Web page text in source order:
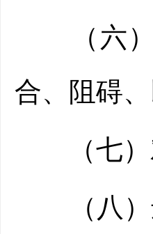
（六）
合、阻碍
（七）
（八）